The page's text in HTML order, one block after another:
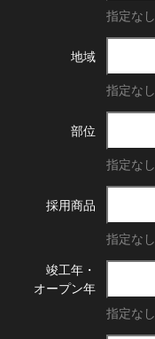
指定なし
地域
指定なし
部位
指定なし
採用商品
指定なし
竣工年・
オープン年
指定なし